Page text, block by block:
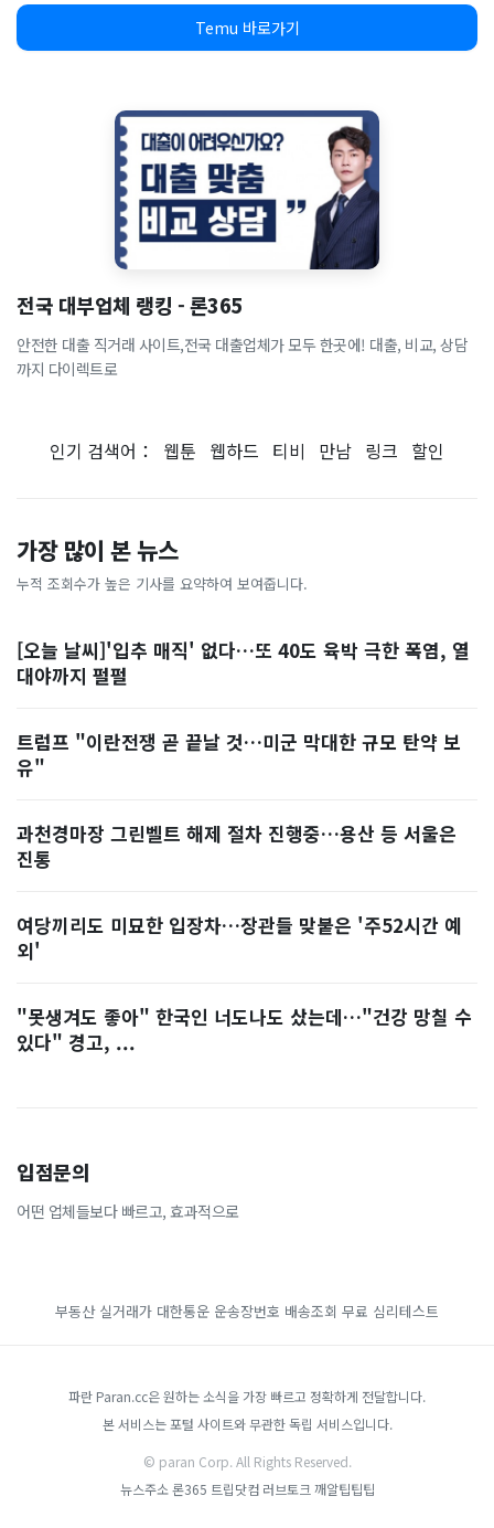
Temu 바로가기
전국 대부업체 랭킹 - 론365
안전한 대출 직거래 사이트,전국 대출업체가 모두 한곳에! 대출, 비교, 상담
까지 다이렉트로
인기 검색어： 웹툰 웹하드 티비 만남 링크 할인
가장 많이 본 뉴스
누적 조회수가 높은 기사를 요약하여 보여줍니다.
[오늘 날씨]'입추 매직' 없다…또 40도 육박 극한 폭염, 열
대야까지 펄펄
트럼프 "이란전쟁 곧 끝날 것…미군 막대한 규모 탄약 보
유"
과천경마장 그린벨트 해제 절차 진행중…용산 등 서울은
진통
여당끼리도 미묘한 입장차…장관들 맞붙은 '주52시간 예
외'
"못생겨도 좋아" 한국인 너도나도 샀는데…"건강 망칠 수
있다" 경고, ...
입점문의
어떤 업체들보다 빠르고, 효과적으로
부동산 실거래가 대한통운 운송장번호 배송조회 무료 심리테스트
파란 Paran.cc은 원하는 소식을 가장 빠르고 정확하게 전달합니다.
본 서비스는 포털 사이트와 무관한 독립 서비스입니다.
© paran Corp. All Rights Reserved.
뉴스주소 론365 트립닷컴 러브토크 깨알팁팁팁